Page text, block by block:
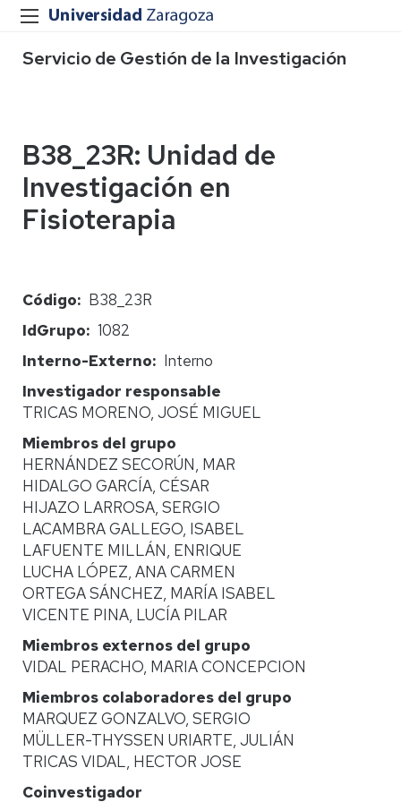
Servicio de Gestión de la Investigación
B38_23R: Unidad de
Investigación en
Fisioterapia
Código
B38_23R
IdGrupo
1082
Interno-Externo
Interno
Investigador responsable
TRICAS MORENO, JOSÉ MIGUEL
Miembros del grupo
HERNÁNDEZ SECORÚN, MAR
HIDALGO GARCÍA, CÉSAR
HIJAZO LARROSA, SERGIO
LACAMBRA GALLEGO, ISABEL
LAFUENTE MILLÁN, ENRIQUE
LUCHA LÓPEZ, ANA CARMEN
ORTEGA SÁNCHEZ, MARÍA ISABEL
VICENTE PINA, LUCÍA PILAR
Miembros externos del grupo
VIDAL PERACHO, MARIA CONCEPCION
Miembros colaboradores del grupo
MARQUEZ GONZALVO, SERGIO
MÜLLER-THYSSEN URIARTE, JULIÁN
TRICAS VIDAL, HECTOR JOSE
Coinvestigador